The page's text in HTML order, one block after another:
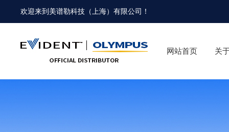
欢迎来到 美谱勒科技（上海）有限公司 ！
网站首页 关